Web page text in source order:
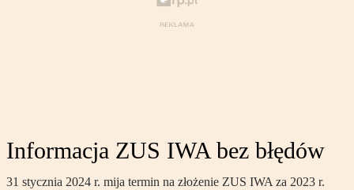
Informacja ZUS IWA bez błędów
31 stycznia 2024 r. mija termin na złożenie ZUS IWA za 2023 r.